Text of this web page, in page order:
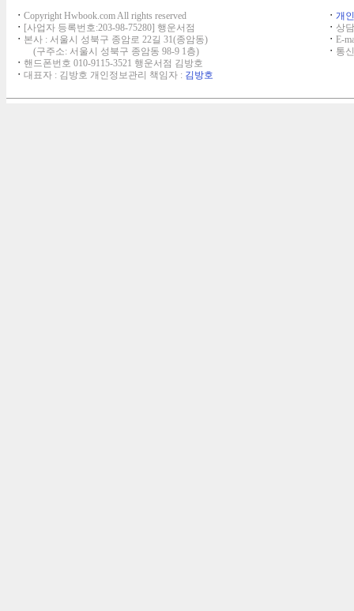
ㆍ Copyright Hwbook.com All rights reserved
ㆍ [사업자 등록번호:203-98-75280] 행운서점
ㆍ 본사 : 서울시 성북구 종암로 22길 31(종암동)
(구주소: 서울시 성북구 종암동 98-9 1층)
ㆍ 핸드폰번호 010-9115-3521 행운서점 김방호
ㆍ 대표자 : 김방호 개인정보관리 책임자 : 김방호
ㆍ 개
ㆍ 상
ㆍ E-
ㆍ 통